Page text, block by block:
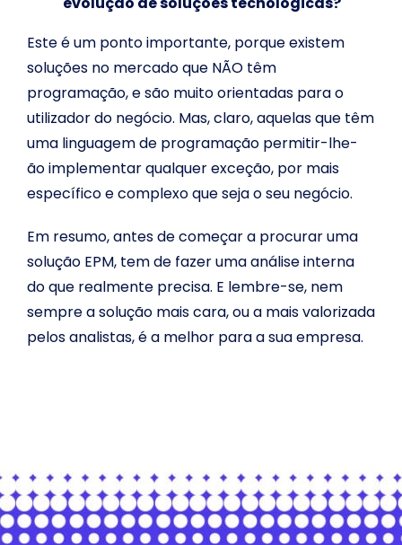
Este é um ponto importante, porque existem
soluções no mercado que NÃO têm
programação, e são muito orientadas para o
utilizador do negócio. Mas, claro, aquelas que têm
uma linguagem de programação permitir-lhe-
ão implementar qualquer exceção, por mais
específico e complexo que seja o seu negócio.
Em resumo, antes de começar a procurar uma
solução EPM, tem de fazer uma análise interna
do que realmente precisa. E lembre-se, nem
sempre a solução mais cara, ou a mais valorizada
pelos analistas, é a melhor para a sua empresa.